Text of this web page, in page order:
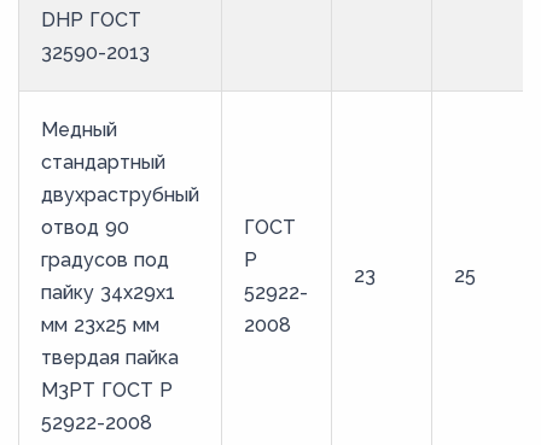
DHP ГОСТ
32590-2013
Медный
стандартный
двухраструбный
отвод 90
градусов под
пайку 34х29х1
мм 23х25 мм
твердая пайка
М3РТ ГОСТ Р
52922-2008
ГОСТ
Р
52922-
2008
23 25